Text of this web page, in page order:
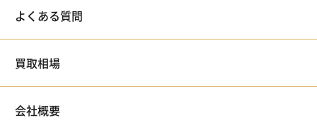
よくある質問
買取相場
会社概要